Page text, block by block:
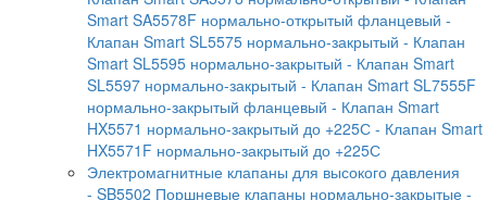
Smart SA5578F нормально-открытый фланцевый -
Клапан Smart SL5575 нормально-закрытый - Клапан
Smart SL5595 нормально-закрытый - Клапан Smart
SL5597 нормально-закрытый - Клапан Smart SL7555F
нормально-закрытый фланцевый - Клапан Smart
HX5571 нормально-закрытый до +225С - Клапан Smart
HX5571F нормально-закрытый до +225С
Электромагнитные клапаны для высокого давления
- SB5502 Поршневые клапаны нормально-закрытые -